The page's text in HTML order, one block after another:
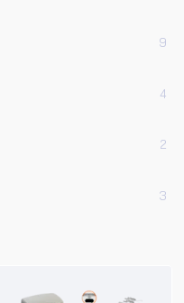
9
4
2
3